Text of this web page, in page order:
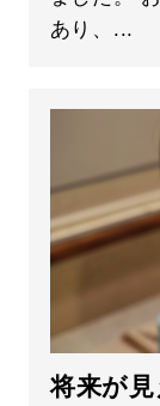
あり、...
将来が